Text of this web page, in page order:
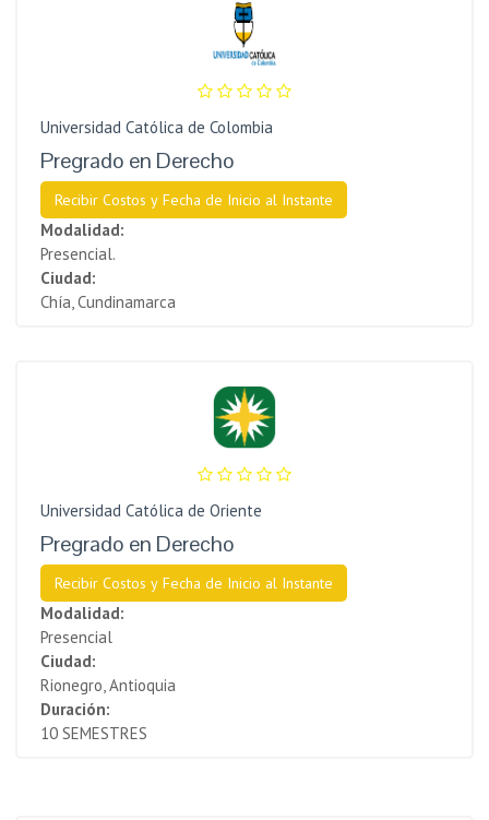
Universidad Católica de Colombia
Pregrado en Derecho
Recibir Costos y Fecha de Inicio al Instante
Modalidad:
Presencial.
Ciudad:
Chía, Cundinamarca
Universidad Católica de Oriente
Pregrado en Derecho
Recibir Costos y Fecha de Inicio al Instante
Modalidad:
Presencial
Ciudad:
Rionegro, Antioquia
Duración:
10 SEMESTRES